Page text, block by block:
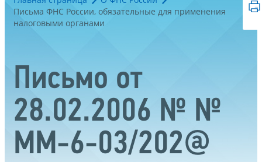
Письма ФНС России, обязательные для применения
налоговыми органами
Письмо от
28.02.2006 № №
ММ-6-03/202@